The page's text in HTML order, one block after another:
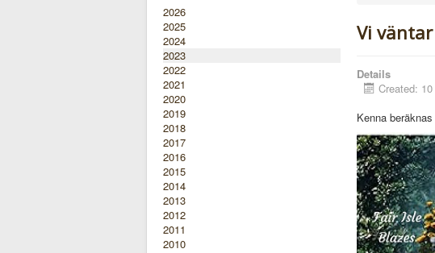
2026
2025
2024
2023
2022
2021
2020
2019
2018
2017
2016
2015
2014
2013
2012
2011
2010
Vi
Details
Created:
Kenna